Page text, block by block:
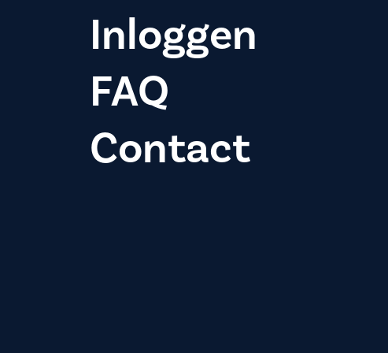
Inloggen
FAQ
Contact